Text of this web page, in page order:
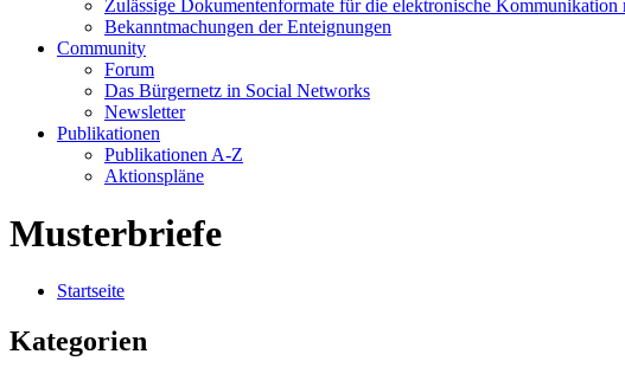
Zulässige Dokumentenformate für die elektronische
Bekanntmachungen der Enteignungen
Community
Forum
Das Bürgernetz in Social Networks
Newsletter
Publikationen
Publikationen A-Z
Aktionspläne
Musterbriefe
Startseite
Kategorien